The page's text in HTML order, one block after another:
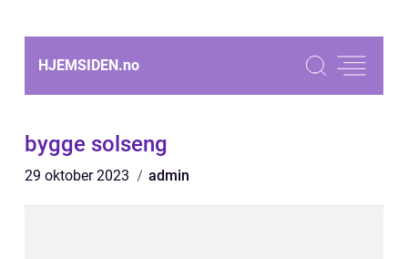
HJEMSIDEN.no
bygge solseng
29 oktober 2023 admin